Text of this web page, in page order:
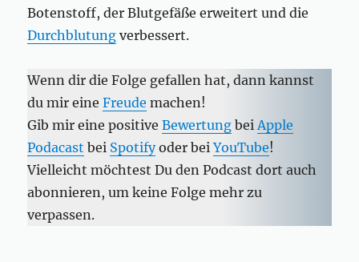
Botenstoff, der Blutgefäße erweitert und die
Durchblutung verbessert.
Wenn dir die Folge gefallen hat, dann kannst
du mir eineFreude machen!
Gib mir eine positiveBewertung beiApple
Podacast bei Spotifyoder beiYouTube!
Vielleicht möchtest Du den Podcast dort auch
abonnieren, um keine Folge mehr zu
verpassen.